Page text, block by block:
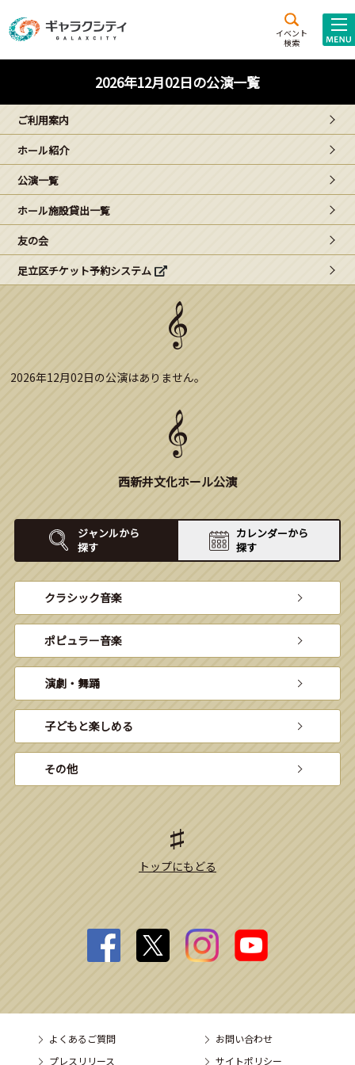
イベント
検索
施設案内
西新井
文化ホール
ギャラクシティとは
こどもみーてぃんぐ
Gがくえん
ブランドからのお知らせ
2026年12月02日の公演一覧
ご利用案内
ホール紹介
公演一覧
ホール施設貸出一覧
友の会
足立区チケット予約システム
2026年12月02日の公演はありません。
西新井文化ホール公演
ジャンルから
探す
カレンダーから
探す
クラシック音楽
ポピュラー音楽
演劇・舞踊
子どもと楽しめる
その他
トップにもどる
よくあるご質問
お問い合わせ
プレスリリース
サイトポリシー